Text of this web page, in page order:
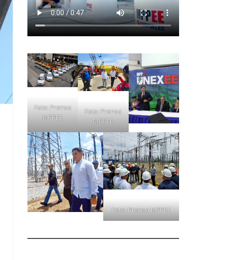
Foto: Prensa
MPPEE
Foto: Prensa
MPPEE
Foto: Prensa MPPEE